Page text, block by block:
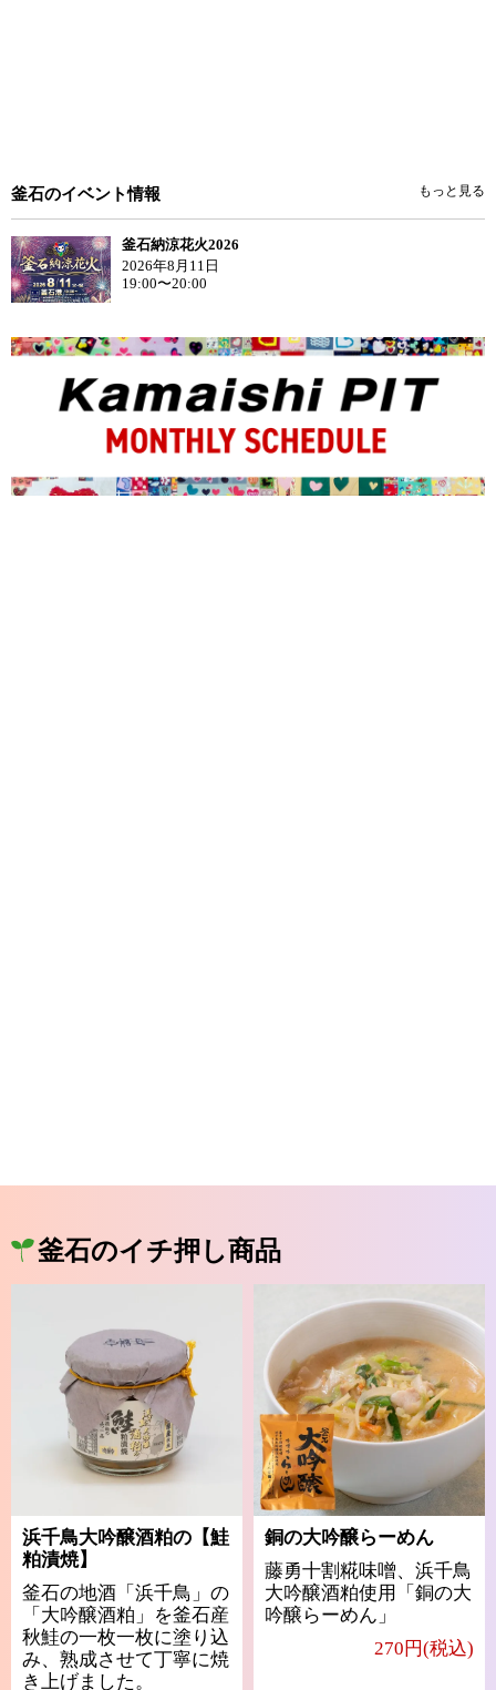
釜石のイベント情報 もっと見る
釜石納涼花火2026
2026年8月11日
19:00〜20:00
釜石のイチ押し商品
浜千鳥大吟醸酒粕の【鮭
粕漬焼】
釜石の地酒「浜千鳥」の
「大吟醸酒粕」を釜石産
秋鮭の一枚一枚に塗り込
み、熟成させて丁寧に焼
き上げました。
銅の大吟醸らーめん
藤勇十割糀味噌、浜千鳥
大吟醸酒粕使用「銅の大
吟醸らーめん」
270円(税込)